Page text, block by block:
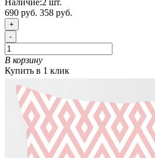
690 руб. 358 руб.
+
-
В корзину
Купить в 1 клик